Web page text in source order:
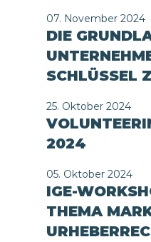
07. November 2024
DIE
SCHLÜSSEL
25. Oktober 2024
2024
05. Oktober 2024
IGE-
THEMA